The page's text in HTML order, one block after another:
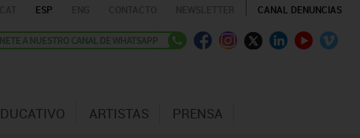
ESP CANAL DENUNCIAS
ARTISTAS PRENSA